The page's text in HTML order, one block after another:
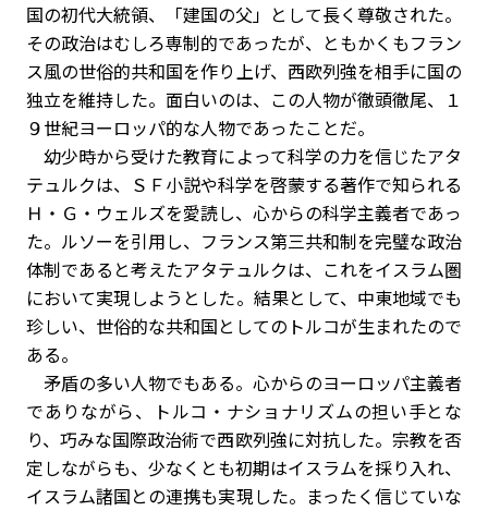
国の初代大統領、「建国の父」として長く尊敬された。
その政治はむしろ専制的であったが、ともかくもフラン
ス風の世俗的共和国を作り上げ、西欧列強を相手に国の
独立を維持した。面白いのは、この人物が徹頭徹尾、１
９世紀ヨーロッパ的な人物であったことだ。
幼少時から受けた教育によって科学の力を信じたアタ
テュルクは、ＳＦ小説や科学を啓蒙する著作で知られる
Ｈ・Ｇ・ウェルズを愛読し、心からの科学主義者であっ
た。ルソーを引用し、フランス第三共和制を完璧な政治
体制であると考えたアタテュルクは、これをイスラム圏
において実現しようとした。結果として、中東地域でも
珍しい、世俗的な共和国としてのトルコが生まれたので
ある。
矛盾の多い人物でもある。心からのヨーロッパ主義者
でありながら、トルコ・ナショナリズムの担い手とな
り、巧みな国際政治術で西欧列強に対抗した。宗教を否
定しながらも、少なくとも初期はイスラムを採り入れ、
イスラム諸国との連携も実現した。まったく信じていな